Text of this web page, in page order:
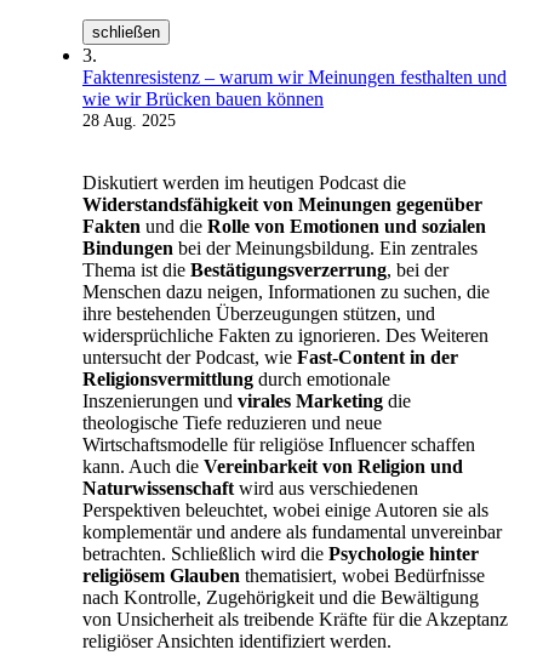
schließen
3.
Faktenresistenz – warum wir Meinungen festhalten und
wie wir Brücken bauen können
28 Aug. 2025
Diskutiert werden im heutigen Podcast die
Widerstandsfähigkeit von Meinungen gegenüber
Fakten und die Rolle von Emotionen und sozialen
Bindungen bei der Meinungsbildung. Ein zentrales
Thema ist die Bestätigungsverzerrung, bei der
Menschen dazu neigen, Informationen zu suchen, die
ihre bestehenden Überzeugungen stützen, und
widersprüchliche Fakten zu ignorieren. Des Weiteren
untersucht der Podcast, wie Fast-Content in der
Religionsvermittlung durch emotionale
Inszenierungen und virales Marketing die
theologische Tiefe reduzieren und neue
Wirtschaftsmodelle für religiöse Influencer schaffen
kann. Auch die Vereinbarkeit von Religion und
Naturwissenschaft wird aus verschiedenen
Perspektiven beleuchtet, wobei einige Autoren sie als
komplementär und andere als fundamental unvereinbar
betrachten. Schließlich wird die Psychologie hinter
religiösem Glauben thematisiert, wobei Bedürfnisse
nach Kontrolle, Zugehörigkeit und die Bewältigung
von Unsicherheit als treibende Kräfte für die Akzeptanz
religiöser Ansichten identifiziert werden.